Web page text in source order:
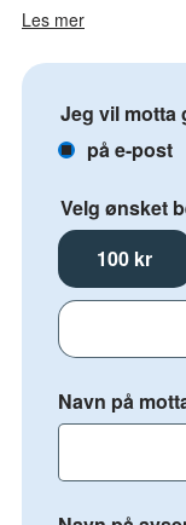
Selvom tilgangen
mat, vann,
hygieneartikler og
Denne gaven er
Les mer
Jeg vil motta
på e-post
Velg ønsket
100 kr
Navn på